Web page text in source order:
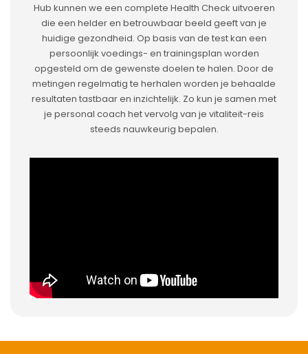
Hub kunnen we een complete Health Check uitvoeren
die een helder en betrouwbaar beeld geeft van je
huidige gezondheid. Op basis van de test kan een
persoonlijk voedings- en trainingsplan worden
opgesteld om de gewenste doelen te halen. Door de
metingen regelmatig te herhalen worden je behaalde
resultaten tastbaar en inzichtelijk. Zo kun je samen met
je personal coach het vervolg van je vitaliteit-reis
steeds nauwkeurig bepalen.